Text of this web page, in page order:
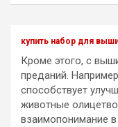
купить набор для
Кроме этого, с
преданий.
способствует
животные
взаимопонимание